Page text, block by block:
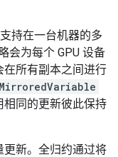
支持在一台机器的多
会为每个 GPU 设备
所有副本之间进行
MirroredVariable
同的更新彼此保持
新。全归约通过将